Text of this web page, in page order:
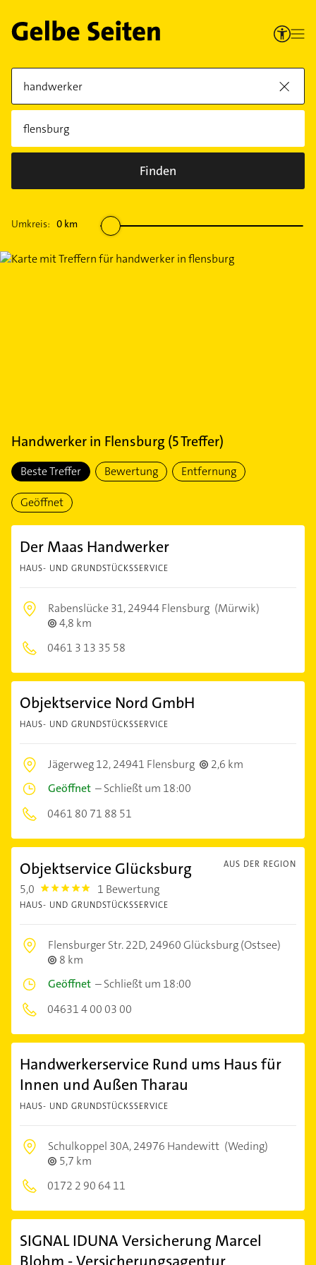
Finden
Umkreis: 0 km
Handwerkerin Flensburg (5Treffer)
Beste Treffer Bewertung Entfernung
Geöffnet
Der Maas Handwerker
HAUS- UND GRUNDSTÜCKSSERVICE
Rabenslücke 31,24944 Flensburg (Mürwik)
4,8 km
0461 3 13 35 58
Objektservice Nord GmbH
HAUS- UND GRUNDSTÜCKSSERVICE
Jägerweg 12,24941 Flensburg
2,6 km
Geöffnet –Schließt um 18:00
0461 80 71 88 51
AUS DER REGION
Objektservice Glücksburg
5,0 5.0 1 Bewertung
HAUS- UND GRUNDSTÜCKSSERVICE
Flensburger Str. 22D,24960 Glücksburg (Ostsee)
8 km
Geöffnet –Schließt um 18:00
04631 4 00 03 00
Handwerkerservice Rund ums Haus für
Innen und Außen Tharau
HAUS- UND GRUNDSTÜCKSSERVICE
Schulkoppel 30A,24976 Handewitt (Weding)
5,7 km
0172 2 90 64 11
SIGNAL IDUNA Versicherung Marcel